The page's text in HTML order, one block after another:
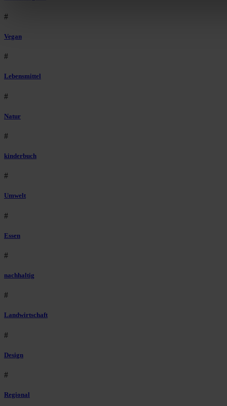
#
Vegan
#
Lebensmittel
#
Natur
#
kinderbuch
#
Umwelt
#
Essen
#
nachhaltig
#
Landwirtschaft
#
Design
#
Regional